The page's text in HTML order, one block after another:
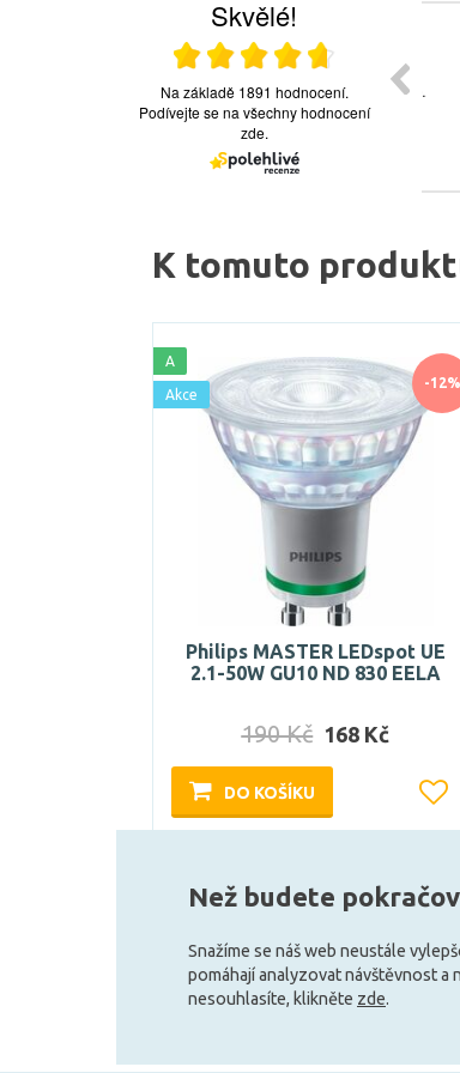
K tomuto
-12%
A
Akce
Philips MASTER LEDspot UE
2.1-50W GU10 ND 830 EELA
190 Kč 168 Kč
DO KOŠÍKU
Než budete
Snažíme se náš web neustále
pomáhají analyzovat návštěvnost a
nesouhlasíte, klikněte zde.